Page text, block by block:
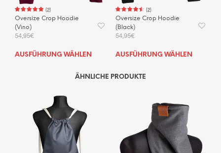
(2)
Oversize Crop Hoodie
(Vino)
54,95€
AUSFÜHRUNG WÄHLEN
Dieses
weist
können
(2)
Oversize Crop Hoodie
(Black)
54,95€
AUSFÜHRUNG WÄHLEN
ÄHNLICHE PRODUKTE